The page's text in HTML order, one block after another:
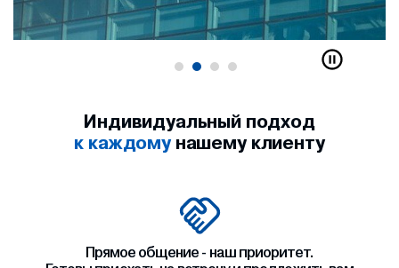
Индивидуальный подход
к каждомунашему клиенту
Прямое общение - наш приоритет.